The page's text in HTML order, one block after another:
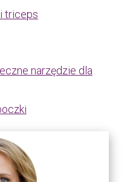
triceps
narzędzie dla